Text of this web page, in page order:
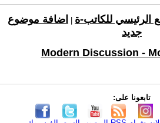
الرئيسي للكاتب-ة
اضافة موضوع
جديد
Modern Discussion -
تابعونا على: